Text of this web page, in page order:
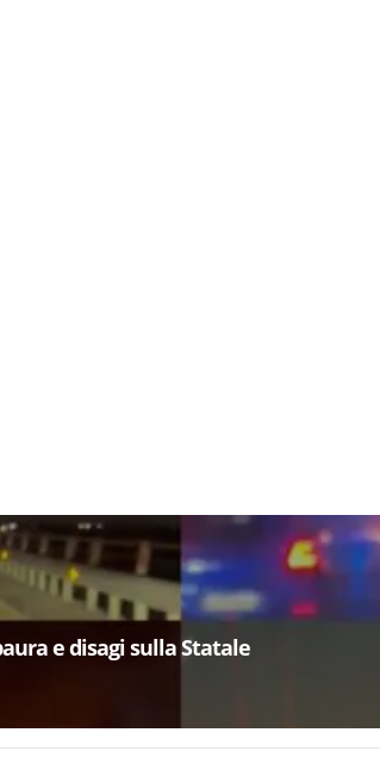
e disagi sulla Statale